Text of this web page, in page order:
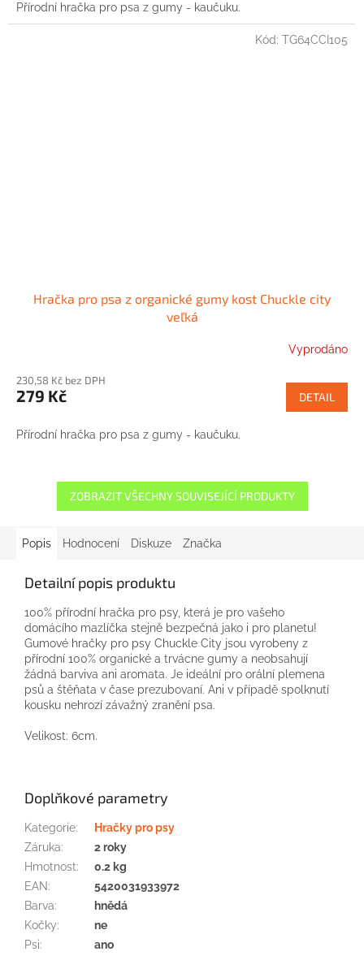
Přírodní hračka pro psa z gumy - kaučuku.
Hračka pro psa z organické gumy kost Chuckle city
veľká
Vyprodáno
230,58 Kč bez DPH
279 Kč DETAIL
Přírodní hračka pro psa z gumy - kaučuku.
Kód: TG64CCI105
ZOBRAZIT VŠECHNY SOUVISEJÍCÍ PRODUKTY
Popis Hodnocení Diskuze Značka
Detailní popis produktu
100% přírodní hračka pro psy, která je pro vašeho
domácího mazlíčka stejně bezpečná jako i pro planetu!
Gumové hračky pro psy Chuckle City jsou vyrobeny z
přírodní 100% organické a trvácne gumy a neobsahují
žádná barviva ani aromata. Je ideální pro orální plemena
psů a štěňata v čase prezubovaní. Ani v případě spolknutí
kousku nehrozí závažný zranění psa.
Velikost: 6cm.
Doplňkové parametry
Kategorie:
Hračky pro psy
Záruka:
2 roky
Hmotnost:
0.2 kg
EAN:
5420031933972
Barva:
hnědá
Kočky:
ne
Psi:
ano